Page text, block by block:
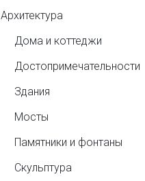
Архитектура
Дома и коттеджи
Достопримечательности
Здания
Мосты
Памятники и фонтаны
Скульптура